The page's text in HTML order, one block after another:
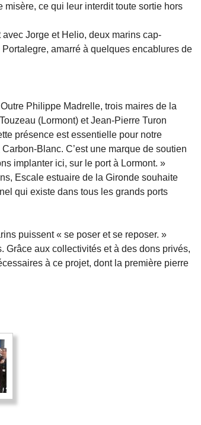
ce qui leur interdit toute sortie hors
Jorge et Helio, deux marins cap-
amarré à quelques encablures de
Philippe Madrelle, trois maires de la
(Lormont) et Jean-Pierre Turon
présence est essentielle pour notre
Blanc. C’est une marque de soutien
implanter ici, sur le port à Lormont. »
Escale estuaire de la Gironde souhaite
qui existe dans tous les grands ports
puissent « se poser et se reposer. »
Grâce aux collectivités et à des dons privés,
à ce projet, dont la première pierre